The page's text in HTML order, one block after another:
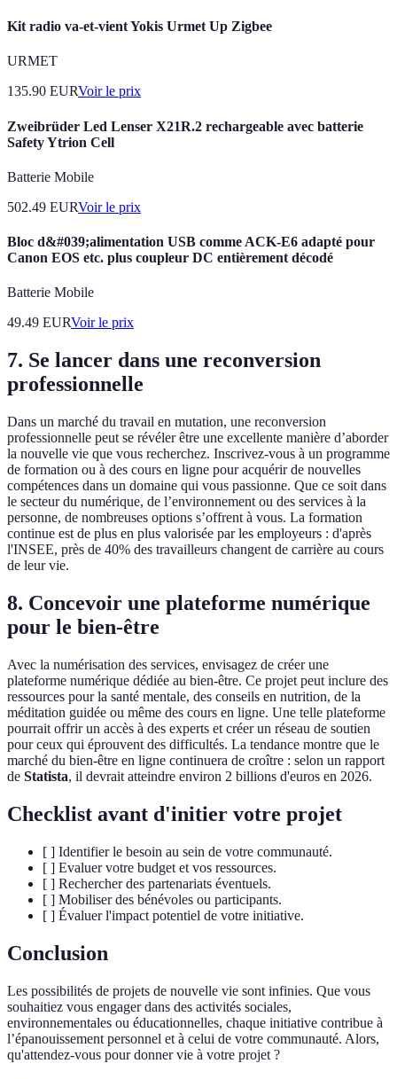
Kit radio va-et-vient Yokis Urmet Up Zigbee
URMET
135.90 EURVoir le prix
Zweibrüder Led Lenser X21R.2 rechargeable avec batterie
Safety Ytrion Cell
Batterie Mobile
502.49 EURVoir le prix
Bloc d&#039;alimentation USB comme ACK-E6 adapté pour
Canon EOS etc. plus coupleur DC entièrement décodé
Batterie Mobile
49.49 EURVoir le prix
7. Se lancer dans une reconversion
professionnelle
Dans un marché du travail en mutation, une reconversion
professionnelle peut se révéler être une excellente manière d’aborder
la nouvelle vie que vous recherchez. Inscrivez-vous à un programme
de formation ou à des cours en ligne pour acquérir de nouvelles
compétences dans un domaine qui vous passionne. Que ce soit dans
le secteur du numérique, de l’environnement ou des services à la
personne, de nombreuses options s’offrent à vous. La formation
continue est de plus en plus valorisée par les employeurs : d'après
l'INSEE, près de 40% des travailleurs changent de carrière au cours
de leur vie.
8. Concevoir une plateforme numérique
pour le bien-être
Avec la numérisation des services, envisagez de créer une
plateforme numérique dédiée au bien-être. Ce projet peut inclure des
ressources pour la santé mentale, des conseils en nutrition, de la
méditation guidée ou même des cours en ligne. Une telle plateforme
pourrait offrir un accès à des experts et créer un réseau de soutien
pour ceux qui éprouvent des difficultés. La tendance montre que le
marché du bien-être en ligne continuera de croître : selon un rapport
de Statista, il devrait atteindre environ 2 billions d'euros en 2026.
Checklist avant d'initier votre projet
[ ] Identifier le besoin au sein de votre communauté.
[ ] Evaluer votre budget et vos ressources.
[ ] Rechercher des partenariats éventuels.
[ ] Mobiliser des bénévoles ou participants.
[ ] Évaluer l'impact potentiel de votre initiative.
Conclusion
Les possibilités de projets de nouvelle vie sont infinies. Que vous
souhaitiez vous engager dans des activités sociales,
environnementales ou éducationnelles, chaque initiative contribue à
l’épanouissement personnel et à celui de votre communauté. Alors,
qu'attendez-vous pour donner vie à votre projet ?